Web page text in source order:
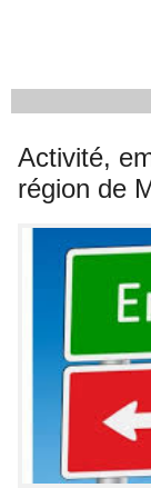
Activité,
région de